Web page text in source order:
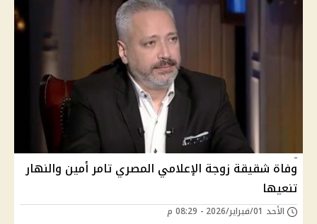
وفاة شقيقة زوجة الإعلامي المصري تامر أمين والنهار
تنعيها
الأحد 01/فبراير/2026 - 08:29 م